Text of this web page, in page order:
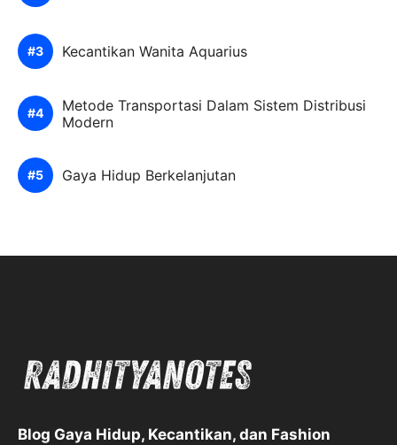
Kecantikan Wanita Aquarius
Metode Transportasi Dalam Sistem Distribusi
Modern
Gaya Hidup Berkelanjutan
Blog Gaya Hidup, Kecantikan, dan Fashion